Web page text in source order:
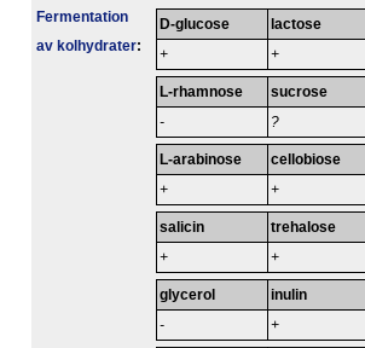
Fermentation
av kolhydrater:
D-glucose
+
lactose
+
L-rhamnose
-
sucrose
?
L-arabinose
+
cellobiose
+
salicin
+
trehalose
+
glycerol
-
inulin
+